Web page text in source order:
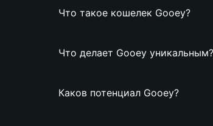
Что такое кошелек Gooey?
Что делает Gooey уникальным?
Каков потенциал Gooey?